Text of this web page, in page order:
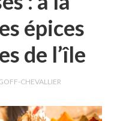
épices
de l’île
CHEVALLIER